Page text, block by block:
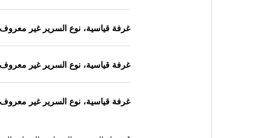
غرفة قياسية، نوع السرير غير معروف
غرفة قياسية، نوع السرير غير معروف
غرفة قياسية، نوع السرير غير معروف